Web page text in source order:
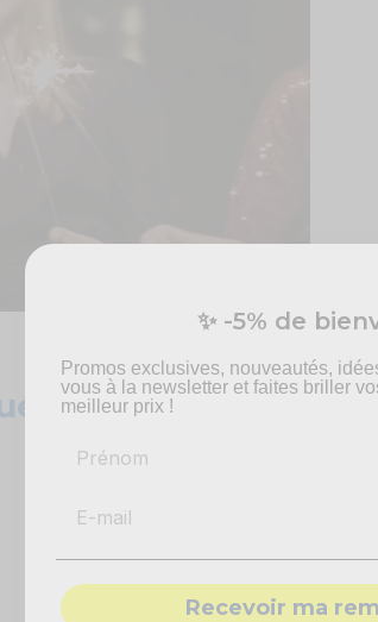
✨ -5% de
Promos exclusives, nouveautés,
vous à la newsletter et faites briller
meilleur prix !
Prénom
Recevoir ma